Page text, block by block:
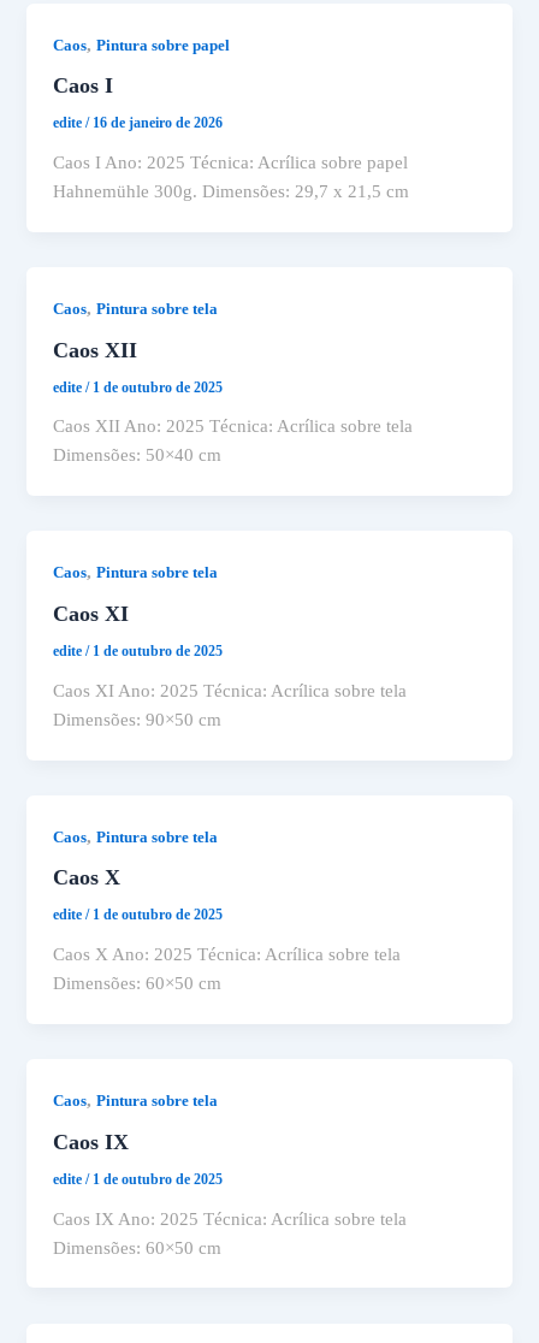
Caos,Pintura sobre papel
Caos I
edite/ 16 de janeiro de 2026
Caos I Ano: 2025 Técnica: Acrílica sobre papel
Hahnemühle 300g. Dimensões: 29,7 x 21,5 cm
Caos,Pintura sobre tela
Caos XII
edite/ 1 de outubro de 2025
Caos XII Ano: 2025 Técnica: Acrílica sobre tela
Dimensões: 50×40 cm
Caos,Pintura sobre tela
Caos XI
edite/ 1 de outubro de 2025
Caos XI Ano: 2025 Técnica: Acrílica sobre tela
Dimensões: 90×50 cm
Caos,Pintura sobre tela
Caos X
edite/ 1 de outubro de 2025
Caos X Ano: 2025 Técnica: Acrílica sobre tela
Dimensões: 60×50 cm
Caos,Pintura sobre tela
Caos IX
edite/ 1 de outubro de 2025
Caos IX Ano: 2025 Técnica: Acrílica sobre tela
Dimensões: 60×50 cm